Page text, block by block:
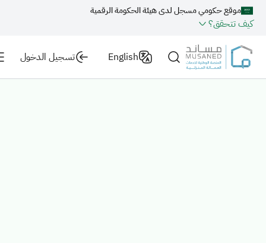
موقع حكومي مسجل لدى هيئة الحكومة الرقمية
كيف تتحقق؟
English تسجيل الدخول